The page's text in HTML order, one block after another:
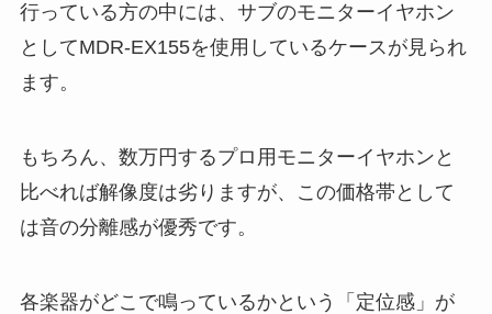
行っている方の中には、サブのモニターイヤホン
としてMDR-EX155を使用しているケースが見られ
ます。
もちろん、数万円するプロ用モニターイヤホンと
比べれば解像度は劣りますが、この価格帯として
は音の分離感が優秀です。
各楽器がどこで鳴っているかという「定位感」が